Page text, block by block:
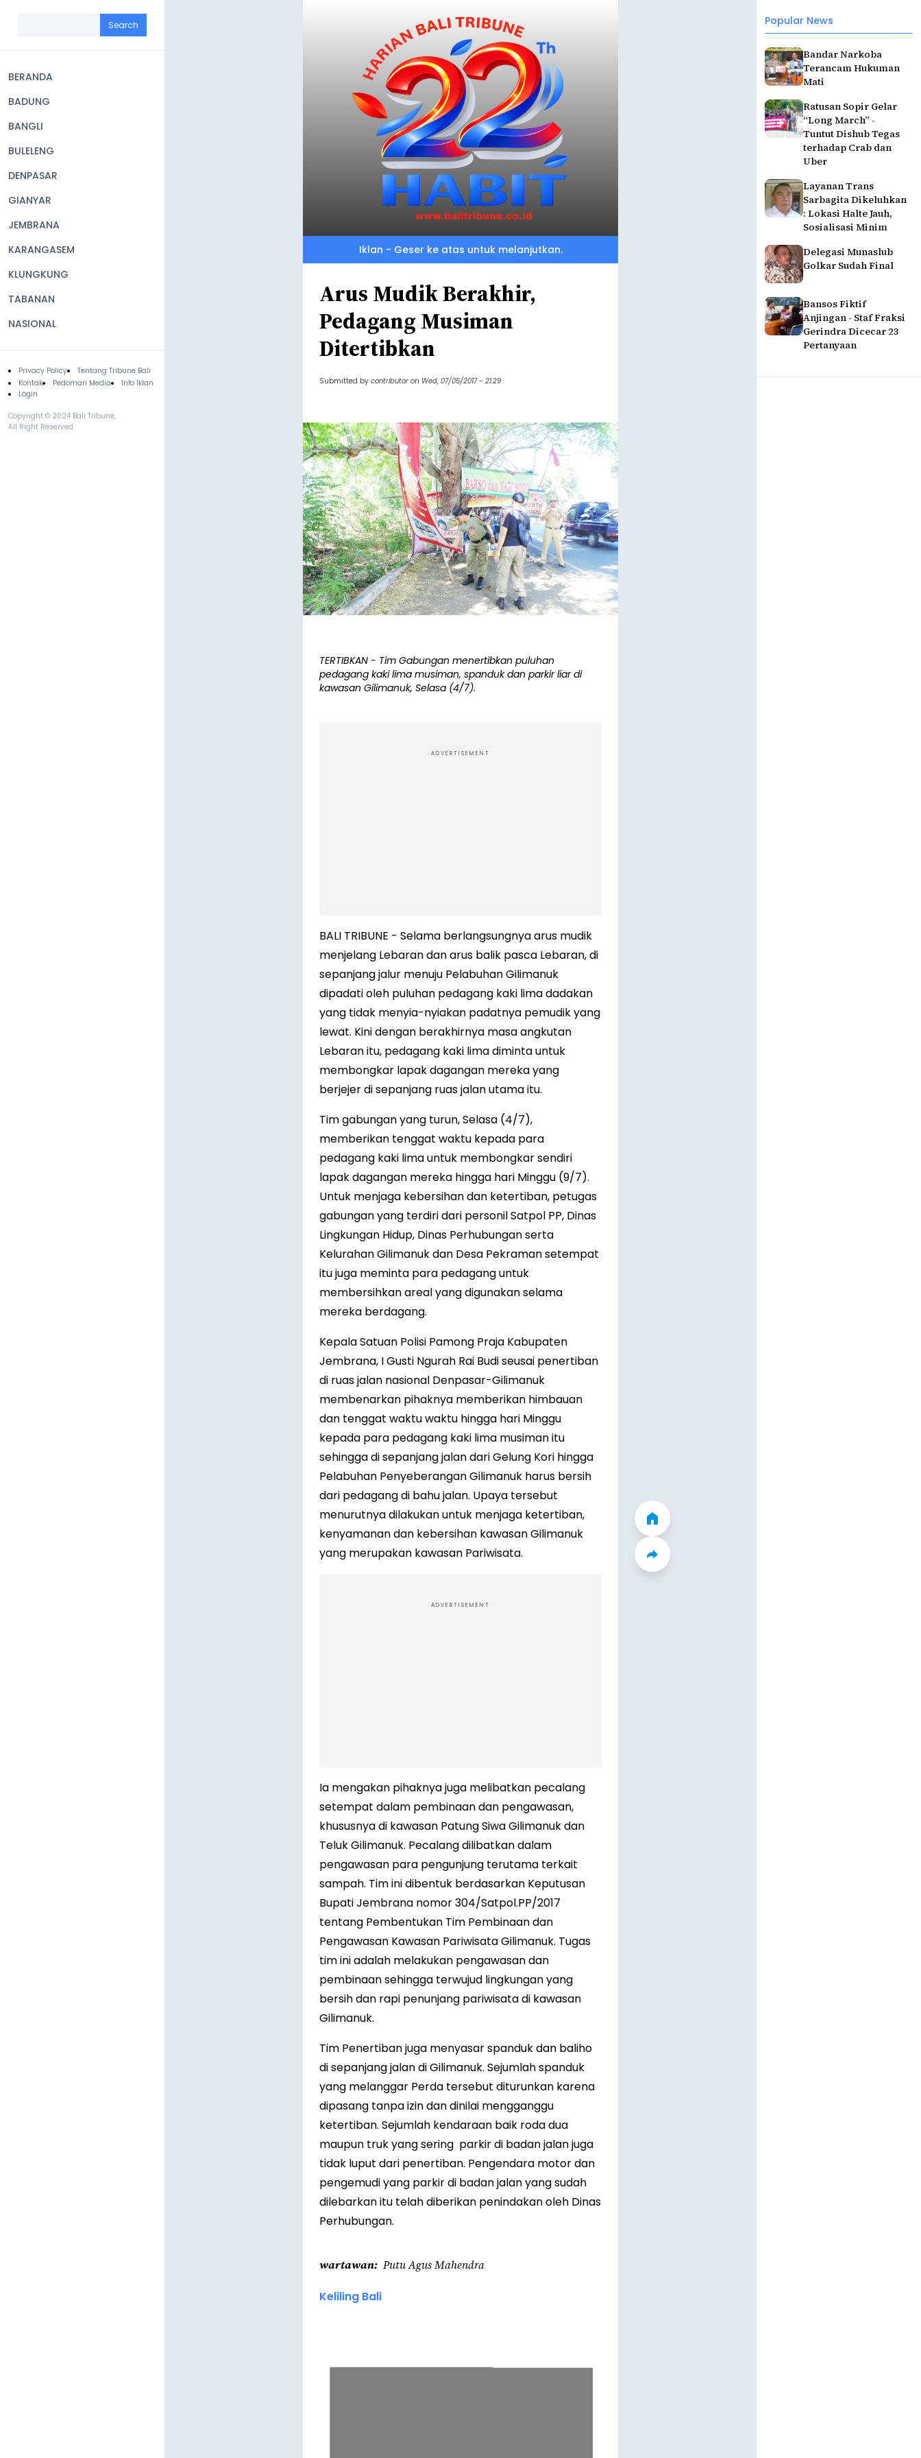
navigation
BERANDA
BADUNG
BANGLI
BULELENG
DENPASAR
GIANYAR
JEMBRANA
KARANGASEM
KLUNGKUNG
TABANAN
NASIONAL
Footer
Privacy Policy
Tentang Tribune Bali
Kontak
Pedoman Media
Info Iklan
Login
Copyright © 2024 Bali Tribune,
All Right Reserved.
Popular News
Bandar Narkoba
Terancam Hukuman
Mati
Ratusan Sopir Gelar
“Long March” -
Tuntut Dishub Tegas
terhadap Crab dan
Uber
Layanan Trans
Sarbagita Dikeluhkan
: Lokasi Halte Jauh,
Sosialisasi Minim
Delegasi Munaslub
Golkar Sudah Final
Bansos Fiktif
Anjingan - Staf Fraksi
Gerindra Dicecar 23
Pertanyaan
Iklan - Geser ke atas untuk melanjutkan.
Arus Mudik Berakhir,
Pedagang Musiman
Ditertibkan
Submitted by contributor on Wed, 07/05/2017 - 21:29
TERTIBKAN - Tim Gabungan menertibkan puluhan
pedagang kaki lima musiman, spanduk dan parkir liar di
kawasan Gilimanuk, Selasa (4/7).
ADVERTISEMENT
BALI TRIBUNE - Selama berlangsungnya arus mudik
menjelang Lebaran dan arus balik pasca Lebaran, di
sepanjang jalur menuju Pelabuhan Gilimanuk
dipadati oleh puluhan pedagang kaki lima dadakan
yang tidak menyia-nyiakan padatnya pemudik yang
lewat. Kini dengan berakhirnya masa angkutan
Lebaran itu, pedagang kaki lima diminta untuk
membongkar lapak dagangan mereka yang
berjejer di sepanjang ruas jalan utama itu.
Tim gabungan yang turun, Selasa (4/7),
memberikan tenggat waktu kepada para
pedagang kaki lima untuk membongkar sendiri
lapak dagangan mereka hingga hari Minggu (9/7).
Untuk menjaga kebersihan dan ketertiban, petugas
gabungan yang terdiri dari personil Satpol PP, Dinas
Lingkungan Hidup, Dinas Perhubungan serta
Kelurahan Gilimanuk dan Desa Pekraman setempat
itu juga meminta para pedagang untuk
membersihkan areal yang digunakan selama
mereka berdagang.
Kepala Satuan Polisi Pamong Praja Kabupaten
Jembrana, I Gusti Ngurah Rai Budi seusai penertiban
di ruas jalan nasional Denpasar-Gilimanuk
membenarkan pihaknya memberikan himbauan
dan tenggat waktu waktu hingga hari Minggu
kepada para pedagang kaki lima musiman itu
sehingga di sepanjang jalan dari Gelung Kori hingga
Pelabuhan Penyeberangan Gilimanuk harus bersih
dari pedagang di bahu jalan. Upaya tersebut
menurutnya dilakukan untuk menjaga ketertiban,
kenyamanan dan kebersihan kawasan Gilimanuk
yang merupakan kawasan Pariwisata.
ADVERTISEMENT
Ia mengakan pihaknya juga melibatkan pecalang
setempat dalam pembinaan dan pengawasan,
khususnya di kawasan Patung Siwa Gilimanuk dan
Teluk Gilimanuk. Pecalang dilibatkan dalam
pengawasan para pengunjung terutama terkait
sampah. Tim ini dibentuk berdasarkan Keputusan
Bupati Jembrana nomor 304/Satpol.PP/2017
tentang Pembentukan Tim Pembinaan dan
Pengawasan Kawasan Pariwisata Gilimanuk. Tugas
tim ini adalah melakukan pengawasan dan
pembinaan sehingga terwujud lingkungan yang
bersih dan rapi penunjang pariwisata di kawasan
Gilimanuk.
Tim Penertiban juga menyasar spanduk dan baliho
di sepanjang jalan di Gilimanuk. Sejumlah spanduk
yang melanggar Perda tersebut diturunkan karena
dipasang tanpa izin dan dinilai mengganggu
ketertiban. Sejumlah kendaraan baik roda dua
maupun truk yang sering parkir di badan jalan juga
tidak luput dari penertiban. Pengendara motor dan
pengemudi yang parkir di badan jalan yang sudah
dilebarkan itu telah diberikan penindakan oleh Dinas
Perhubungan.
wartawan Putu Agus Mahendra
Keliling Bali